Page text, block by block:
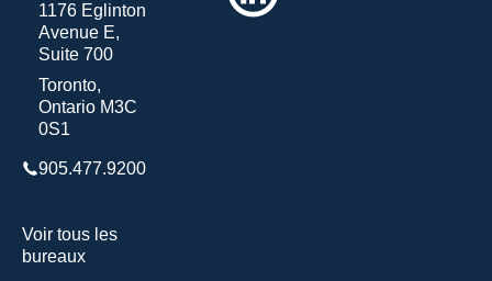
1176 Eglinton
Avenue E,
Suite 700
Toronto,
Ontario M3C
0S1
905.477.9200
Voir tous les
bureaux